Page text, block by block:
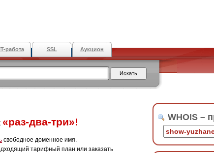
работа SSL Аукцион
«раз-два-три»!
свободное доменное имя.
тарифный план или заказать
WHOIS –